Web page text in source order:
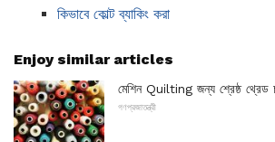
কিভাবে কোল্ট ব্যাকিং করা
Enjoy similar articles
মেশিন Quilting জন্য শ্রেষ্ঠ থ্রেড
গণপ্রজাতন্ত্রী